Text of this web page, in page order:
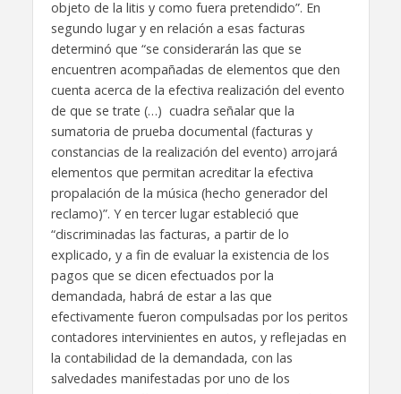
objeto de la litis y como fuera pretendido”. En
segundo lugar y en relación a esas facturas
determinó que “se considerarán las que se
encuentren acompañadas de elementos que den
cuenta acerca de la efectiva realización del evento
de que se trate (…) cuadra señalar que la
sumatoria de prueba documental (facturas y
constancias de la realización del evento) arrojará
elementos que permitan acreditar la efectiva
propalación de la música (hecho generador del
reclamo)”. Y en tercer lugar estableció que
“discriminadas las facturas, a partir de lo
explicado, y a fin de evaluar la existencia de los
pagos que se dicen efectuados por la
demandada, habrá de estar a las que
efectivamente fueron compulsadas por los peritos
contadores intervinientes en autos, y reflejadas en
la contabilidad de la demandada, con las
salvedades manifestadas por uno de los